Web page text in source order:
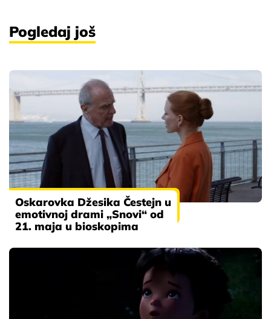
Pogledaj još
Oskarovka Džesika Čestejn u
emotivnoj drami „Snovi“ od
21. maja u bioskopima